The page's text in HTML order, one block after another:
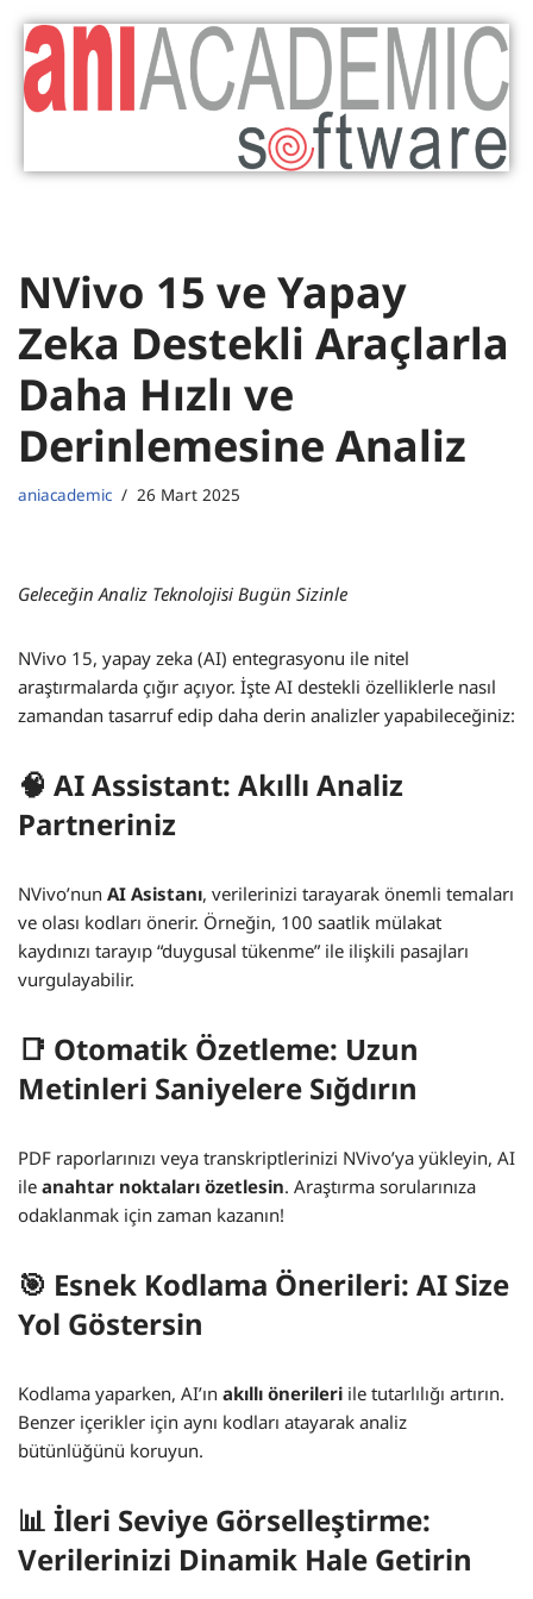
İçeriğe
geç
NVivo 15 ve Yapay
Zeka Destekli Araçlarla
Daha Hızlı ve
Derinlemesine Analiz
aniacademic 26 Mart 2025
Geleceğin Analiz Teknolojisi Bugün Sizinle
NVivo 15, yapay zeka (AI) entegrasyonu ile nitel
araştırmalarda çığır açıyor. İşte AI destekli özelliklerle nasıl
zamandan tasarruf edip daha derin analizler yapabileceğiniz:
🧠 AI Assistant: Akıllı Analiz
Partneriniz
NVivo’nun AI Asistanı, verilerinizi tarayarak önemli temaları
ve olası kodları önerir. Örneğin, 100 saatlik mülakat
kaydınızı tarayıp “duygusal tükenme” ile ilişkili pasajları
vurgulayabilir.
📑 Otomatik Özetleme: Uzun
Metinleri Saniyelere Sığdırın
PDF raporlarınızı veya transkriptlerinizi NVivo’ya yükleyin, AI
ile anahtar noktaları özetlesin. Araştırma sorularınıza
odaklanmak için zaman kazanın!
🎯 Esnek Kodlama Önerileri: AI Size
Yol Göstersin
Kodlama yaparken, AI’ın akıllı önerileri ile tutarlılığı artırın.
Benzer içerikler için aynı kodları atayarak analiz
bütünlüğünü koruyun.
📊 İleri Seviye Görselleştirme:
Verilerinizi Dinamik Hale Getirin